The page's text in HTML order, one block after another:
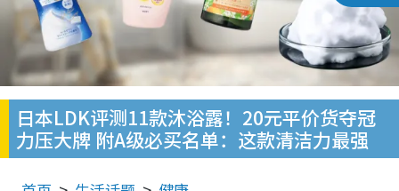
日本LDK评测11款沐浴露！20元平价货夺冠
力压大牌 附A级必买名单：这款清洁力最强